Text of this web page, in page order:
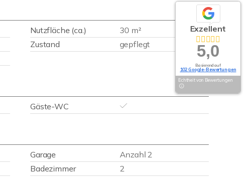
Nutzfläche (ca.)
30 m²
Zustand
gepflegt
Gäste-WC
Garage
Anzahl 2
Badezimmer
2
Exzellent
5,0
Basierend auf
102 Google-Bewertungen
Echtheit von Bewertungen